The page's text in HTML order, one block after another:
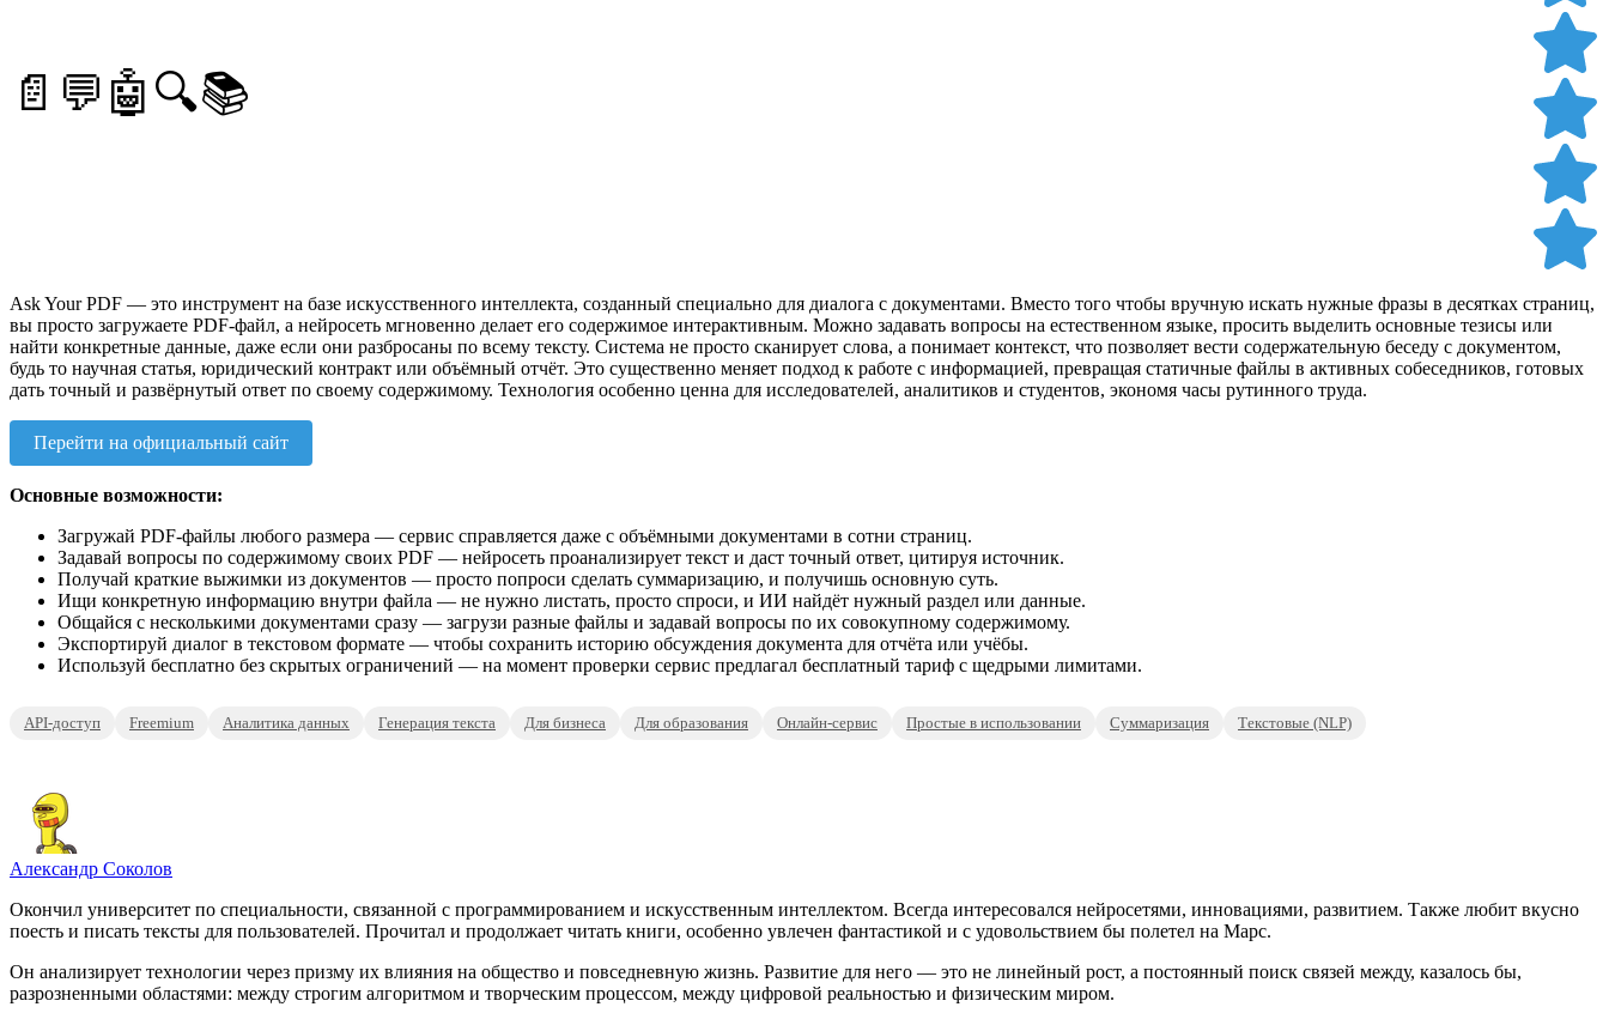
📄💬🤖🔍📚
Ask Your PDF — это инструмент на базе искусственного интеллекта, созданный специально для диалога с документами. Вместо того чтобы вручную искать нужные фразы в десятках страниц,
вы просто загружаете PDF-файл, а нейросеть мгновенно делает его содержимое интерактивным. Можно задавать вопросы на естественном языке, просить выделить основные тезисы или
найти конкретные данные, даже если они разбросаны по всему тексту. Система не просто сканирует слова, а понимает контекст, что позволяет вести содержательную беседу с документом,
будь то научная статья, юридический контракт или объёмный отчёт. Это существенно меняет подход к работе с информацией, превращая статичные файлы в активных собеседников, готовых
дать точный и развёрнутый ответ по своему содержимому. Технология особенно ценна для исследователей, аналитиков и студентов, экономя часы рутинного труда.
Перейти на официальный сайт
Основные возможности:
Загружай PDF-файлы любого размера — сервис справляется даже с объёмными документами в сотни страниц.
Задавай вопросы по содержимому своих PDF — нейросеть проанализирует текст и даст точный ответ, цитируя источник.
Получай краткие выжимки из документов — просто попроси сделать суммаризацию, и получишь основную суть.
Ищи конкретную информацию внутри файла — не нужно листать, просто спроси, и ИИ найдёт нужный раздел или данные.
Общайся с несколькими документами сразу — загрузи разные файлы и задавай вопросы по их совокупному содержимому.
Экспортируй диалог в текстовом формате — чтобы сохранить историю обсуждения документа для отчёта или учёбы.
Используй бесплатно без скрытых ограничений — на момент проверки сервис предлагал бесплатный тариф с щедрыми лимитами.
API-доступ Freemium Аналитика данных Генерация текста Для бизнеса Для образования Онлайн-сервис Простые в использовании Суммаризация Текстовые (NLP)
Александр Соколов
Окончил университет по специальности, связанной с программированием и искусственным интеллектом. Всегда интересовался нейросетями, инновациями, развитием. Также любит вкусно
поесть и писать тексты для пользователей. Прочитал и продолжает читать книги, особенно увлечен фантастикой и с удовольствием бы полетел на Марс.
Он анализирует технологии через призму их влияния на общество и повседневную жизнь. Развитие для него — это не линейный рост, а постоянный поиск связей между, казалось бы,
разрозненными областями: между строгим алгоритмом и творческим процессом, между цифровой реальностью и физическим миром.